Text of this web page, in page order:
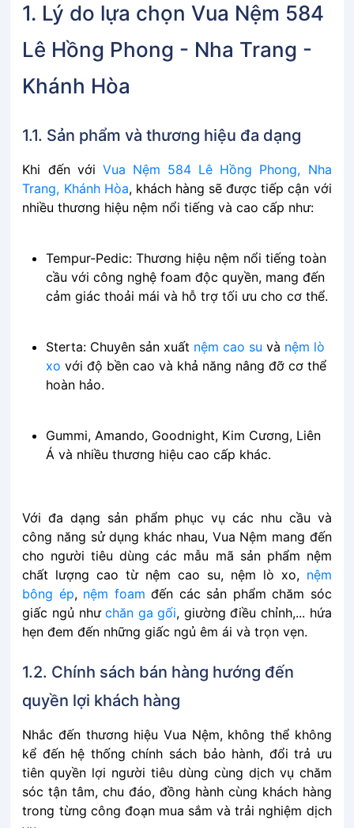
1. Lý do lựa chọn Vua Nệm 584
Lê Hồng Phong - Nha Trang -
Khánh Hòa
1.1. Sản phẩm và thương hiệu đa dạng
Khi đến với Vua Nệm 584 Lê Hồng Phong, Nha
Trang, Khánh Hòa, khách hàng sẽ được tiếp cận với
nhiều thương hiệu nệm nổi tiếng và cao cấp như:
Tempur-Pedic: Thương hiệu nệm nổi tiếng toàn
cầu với công nghệ foam độc quyền, mang đến
cảm giác thoải mái và hỗ trợ tối ưu cho cơ thể.
Sterta: Chuyên sản xuất nệm cao su và nệm lò
xo với độ bền cao và khả năng nâng đỡ cơ thể
hoàn hảo.
Gummi, Amando, Goodnight, Kim Cương, Liên
Á và nhiều thương hiệu cao cấp khác.
Với đa dạng sản phẩm phục vụ các nhu cầu và
công năng sử dụng khác nhau, Vua Nệm mang đến
cho người tiêu dùng các mẫu mã sản phẩm nệm
chất lượng cao từ nệm cao su, nệm lò xo, nệm
bông ép, nệm foam đến các sản phẩm chăm sóc
giấc ngủ nhưchăn ga gối, giường điều chỉnh,... hứa
hẹn đem đến những giấc ngủ êm ái và trọn vẹn.
1.2. Chính sách bán hàng hướng đến
quyền lợi khách hàng
Nhắc đến thương hiệu Vua Nệm, không thể không
kể đến hệ thống chính sách bảo hành, đổi trả ưu
tiên quyền lợi người tiêu dùng cùng dịch vụ chăm
sóc tận tâm, chu đáo, đồng hành cùng khách hàng
trong từng công đoạn mua sắm và trải nghiệm dịch